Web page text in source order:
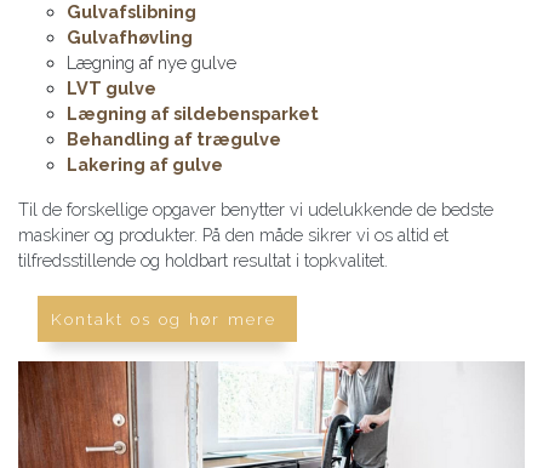
Gulvafslibning
Gulvafhøvling
Lægning af nye gulve
LVT gulve
Lægning af sildebensparket
Behandling af trægulve
Lakering af gulve
Til de forskellige opgaver benytter vi udelukkende de bedste
maskiner og produkter. På den måde sikrer vi os altid et
tilfredsstillende og holdbart resultat i topkvalitet.
Kontakt os og hør mere